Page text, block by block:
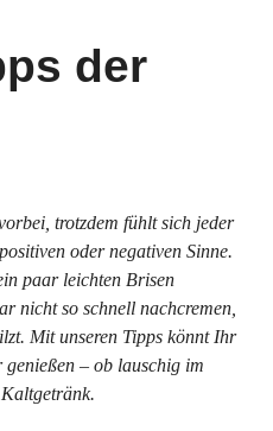
der
trotzdem fühlt sich jeder
oder negativen Sinne.
paar leichten Brisen
nicht so schnell nachcremen,
Mit unseren Tipps könnt Ihr
genießen – ob lauschig im